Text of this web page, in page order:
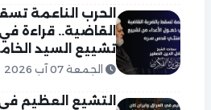
الحرب الناعمة
القاضية.. قراءة
تشييع السيد
الجمعة 07 آب 2026
التشيع العظيم في